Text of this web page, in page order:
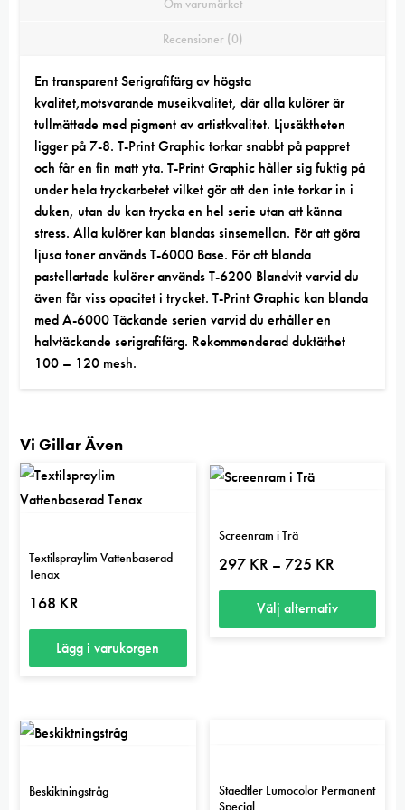
Recensioner (0)
En transparent Serigrafifärg av högsta
kvalitet,motsvarande museikvalitet, där alla kulörer är
tullmättade med pigment av artistkvalitet. Ljusäktheten
ligger på 7-8. T-Print Graphic torkar snabbt på pappret
och får en fin matt yta. T-Print Graphic håller sig fuktig på
under hela tryckarbetet vilket gör att den inte torkar in i
duken, utan du kan trycka en hel serie utan att känna
stress. Alla kulörer kan blandas sinsemellan. För att göra
ljusa toner används T-6000 Base. För att blanda
pastellartade kulörer används T-6200 Blandvit varvid du
även får viss opacitet i trycket. T-Print Graphic kan blanda
med A-6000 Täckande serien varvid du erhåller en
halvtäckande serigrafifärg. Rekommenderad duktäthet
100 – 120 mesh.
Vi Gillar Även
Textilspraylim Vattenbaserad
Tenax
168 KR
Lägg i varukorgen
Screenram i Trä
297 KR – 725 KRPrisintervall:
till
725 kr
Välj alternativ
De
Beskiktningstråg
Staedtler Lumocolor Permanent
Special